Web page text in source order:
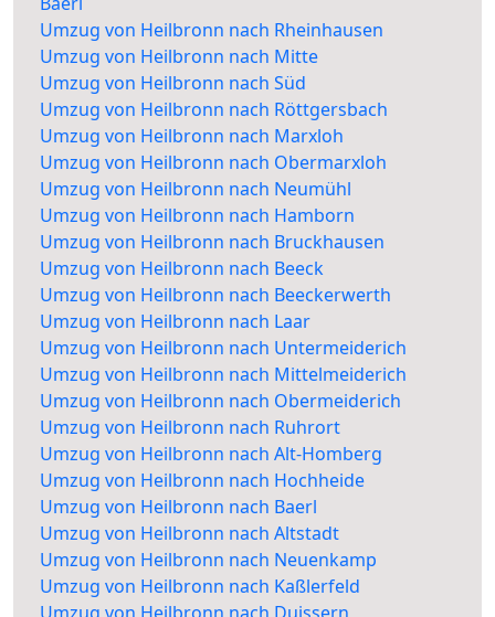
Umzug von Heilbronn nach Rheinhausen
Umzug von Heilbronn nach Mitte
Umzug von Heilbronn nach Süd
Umzug von Heilbronn nach Röttgersbach
Umzug von Heilbronn nach Marxloh
Umzug von Heilbronn nach Obermarxloh
Umzug von Heilbronn nach Neumühl
Umzug von Heilbronn nach Hamborn
Umzug von Heilbronn nach Bruckhausen
Umzug von Heilbronn nach Beeck
Umzug von Heilbronn nach Beeckerwerth
Umzug von Heilbronn nach Laar
Umzug von Heilbronn nach Untermeiderich
Umzug von Heilbronn nach Mittelmeiderich
Umzug von Heilbronn nach Obermeiderich
Umzug von Heilbronn nach Ruhrort
Umzug von Heilbronn nach Alt-Homberg
Umzug von Heilbronn nach Hochheide
Umzug von Heilbronn nach Baerl
Umzug von Heilbronn nach Altstadt
Umzug von Heilbronn nach Neuenkamp
Umzug von Heilbronn nach Kaßlerfeld